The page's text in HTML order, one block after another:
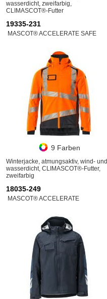
wasserdicht, zweifarbig,
CLIMASCOT®-Futter
19335-231
MASCOT® ACCELERATE SAFE
9 Farben
Winterjacke, atmungsaktiv, wind- und
wasserdicht, CLIMASCOT®-Futter,
zweifarbig
18035-249
MASCOT® ACCELERATE